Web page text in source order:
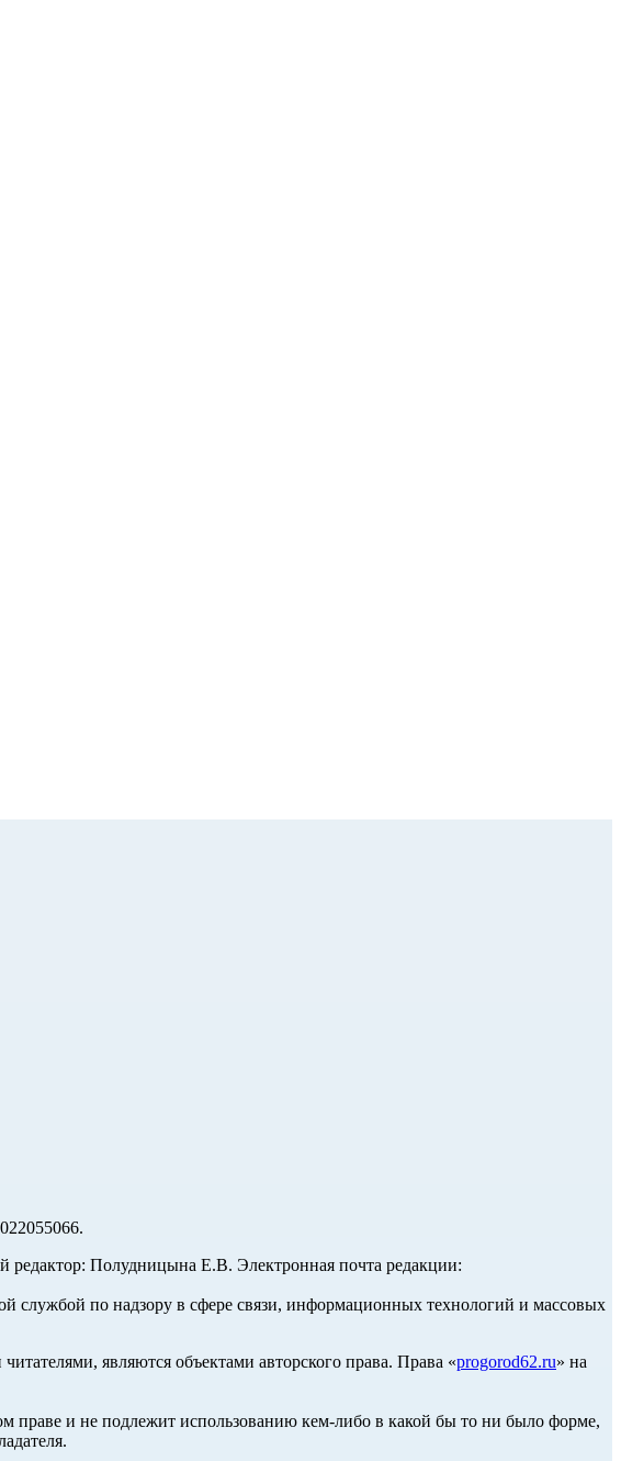
Полудницына Е.В. Электронная почта редакции:
службой по надзору в сфере связи, информационных технологий и массовых
являются объектами авторского права. Права «progorod62.ru» на
праве и не подлежит использованию кем-либо в какой бы то ни было форме,